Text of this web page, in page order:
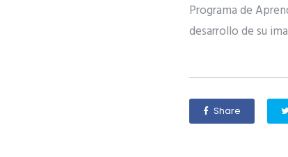
Programa de
desarrollo de su
Share